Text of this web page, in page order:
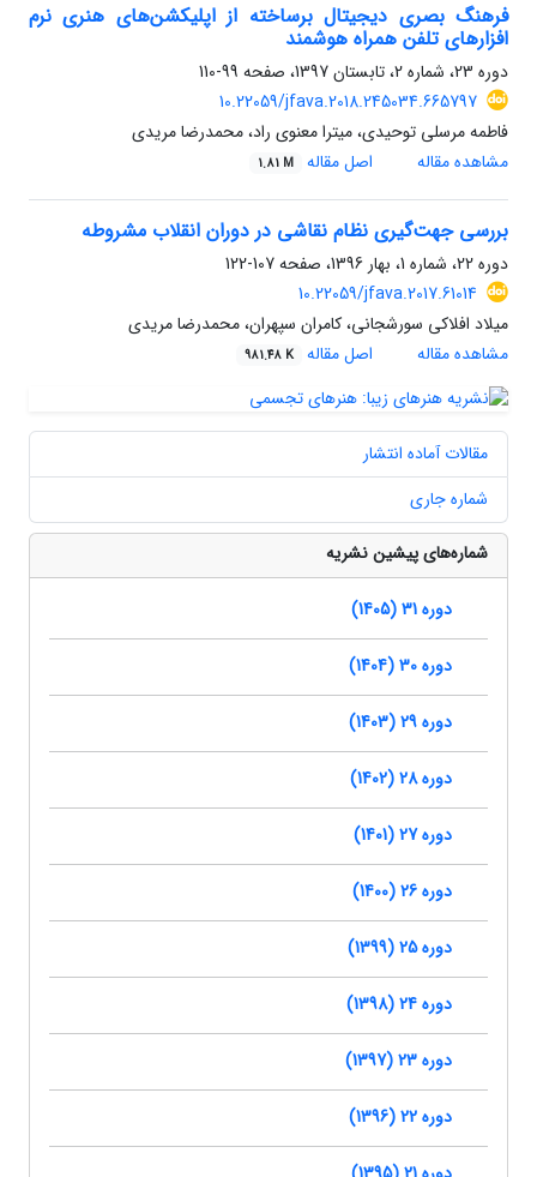
فرهنگ بصری دیجیتال برساخته از اپلیکشن‌های هنری نرم
افزارهای تلفن همراه هوشمند
دوره 23، شماره 2، تابستان 1397، صفحه
99-110
10.22059/jfava.2018.245034.665797
فاطمه مرسلی توحیدی، میترا معنوی راد، محمدرضا مریدی
مشاهده مقاله
اصل مقاله 1.81 M
بررسی جهت‌گیری نظام نقاشی در دوران انقلاب مشروطه
دوره 22، شماره 1، بهار 1396، صفحه
107-122
10.22059/jfava.2017.61014
میلاد افلاکی سورشجانی، کامران سپهران، محمدرضا مریدی
مشاهده مقاله
اصل مقاله 981.48 K
مقالات آماده انتشار
شماره جاری
شماره‌های پیشین نشریه
دوره 31 (1405)
دوره 30 (1404)
دوره 29 (1403)
دوره 28 (1402)
دوره 27 (1401)
دوره 26 (1400)
دوره 25 (1399)
دوره 24 (1398)
دوره 23 (1397)
دوره 22 (1396)